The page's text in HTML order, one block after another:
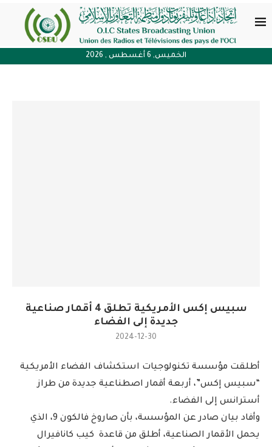
الخميس, 6 أغسطس , 2026
سبيس إكس الأمريكية تطلق 4 أقمار صناعية
جديدة إلى الفضاء
2024-12-30
أطلقت مؤسسة تكنولوجيات استكشاف الفضاء الأمريكية
“سبيس إكس”، أربعة أقمار اصطناعية جديدة من طراز
أسترانس إلى الفضاء.
وأفاد بيان صادر عن المؤسسة، بأن صاروخ فالكون 9، الذي
يحمل الأقمار الصناعية، أطلق من قاعدة كيب كانافيرال